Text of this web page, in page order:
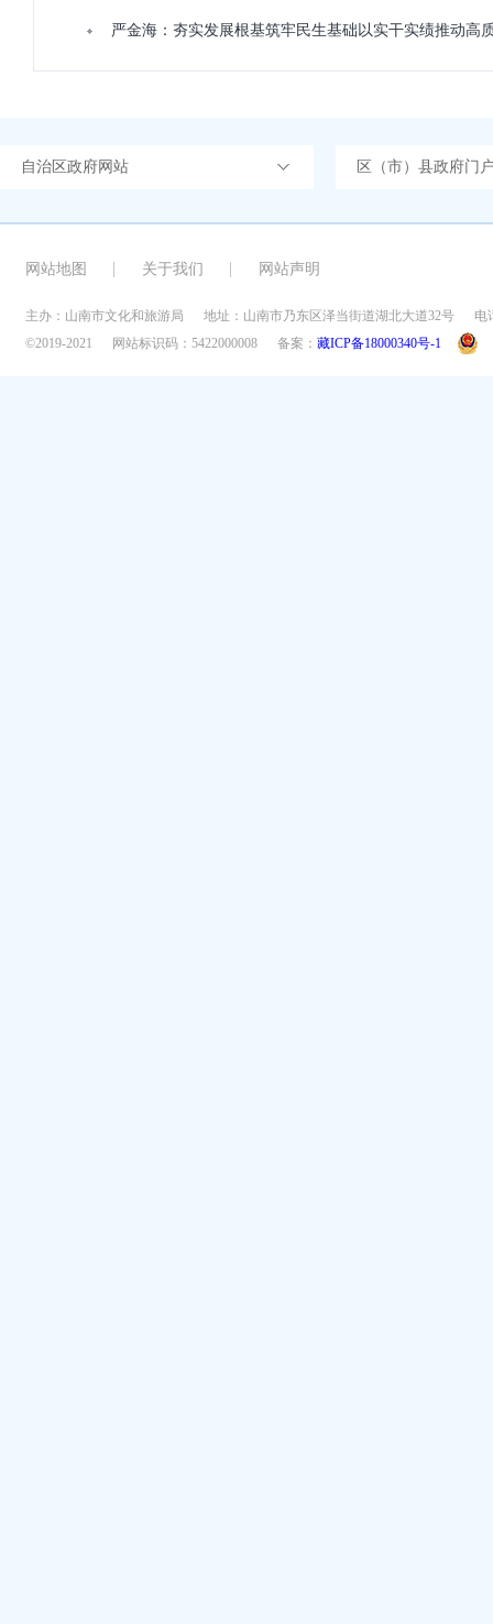
严金海：夯实发展根基筑牢民生基础以实干实绩推动高
自治区政府网站 区（市）县政府门
网站地图 关于我们 网站声明
主办：山南市文化和旅游局 地址：山南市乃东区泽当街道湖北大道32号
电
©2019-2021
网站标识码：5422000008 备案： 藏ICP备18000340号-1